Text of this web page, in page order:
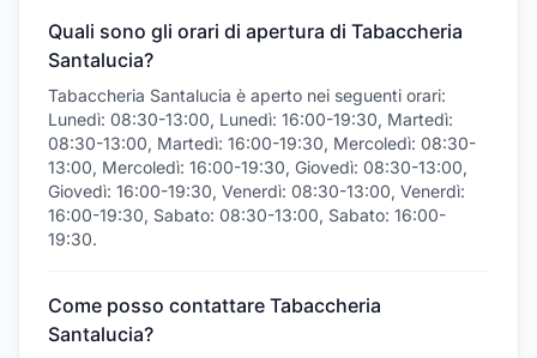
Quali sono gli orari di apertura di Tabaccheria
Santalucia?
Tabaccheria Santalucia è aperto nei seguenti orari:
Lunedì: 08:30-13:00, Lunedì: 16:00-19:30, Martedì:
08:30-13:00, Martedì: 16:00-19:30, Mercoledì: 08:30-
13:00, Mercoledì: 16:00-19:30, Giovedì: 08:30-13:00,
Giovedì: 16:00-19:30, Venerdì: 08:30-13:00, Venerdì:
16:00-19:30, Sabato: 08:30-13:00, Sabato: 16:00-
19:30.
Come posso contattare Tabaccheria
Santalucia?